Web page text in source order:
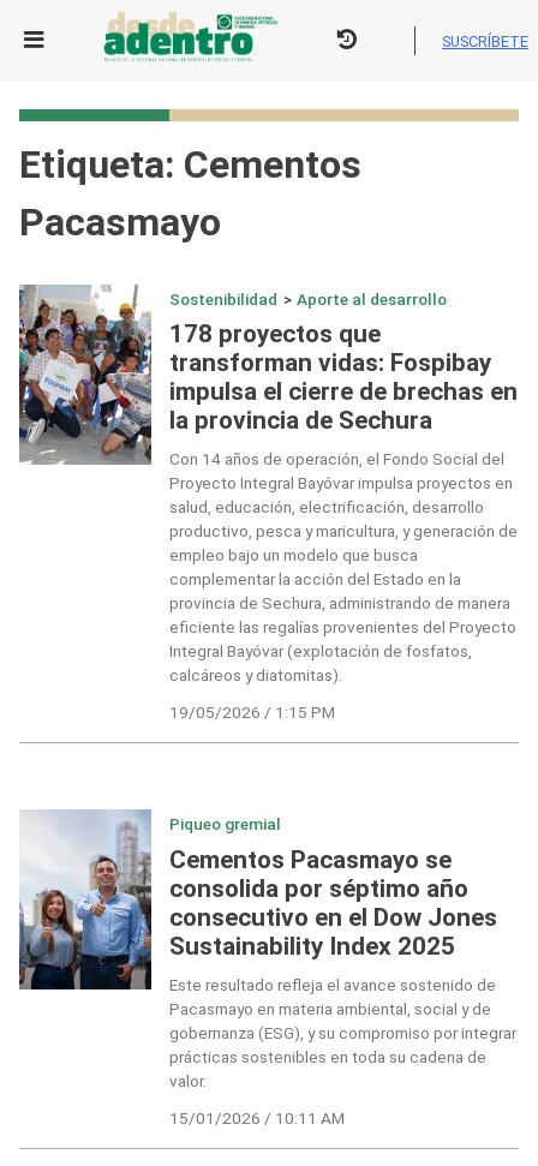
SUSCRÍBETE
Etiqueta: Cementos
Pacasmayo
Sostenibilidad > Aporte al desarrollo
178 proyectos que
transforman vidas: Fospibay
impulsa el cierre de brechas en
la provincia de Sechura
Con 14 años de operación, el Fondo Social del
Proyecto Integral Bayóvar impulsa proyectos en
salud, educación, electrificación, desarrollo
productivo, pesca y maricultura, y generación de
empleo bajo un modelo que busca
complementar la acción del Estado en la
provincia de Sechura, administrando de manera
eficiente las regalías provenientes del Proyecto
Integral Bayóvar (explotación de fosfatos,
calcáreos y diatomitas).
19/05/2026 / 1:15 PM
Piqueo gremial
Cementos Pacasmayo se
consolida por séptimo año
consecutivo en el Dow Jones
Sustainability Index 2025
Este resultado refleja el avance sostenido de
Pacasmayo en materia ambiental, social y de
gobernanza (ESG), y su compromiso por integrar
prácticas sostenibles en toda su cadena de
valor.
15/01/2026 / 10:11 AM